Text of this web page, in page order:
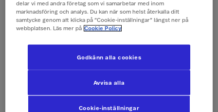
delar vi med andra företag som vi samarbetar med inom
marknadsföring och analys. Du kan när som helst återkalla ditt
samtycke genom att klicka på ”Cookie-inställningar” längst ner på
webbplatsen. Läs mer på Cookie Policy
Cookie-inställningar
Avvisa alla
Godkänn alla cookies